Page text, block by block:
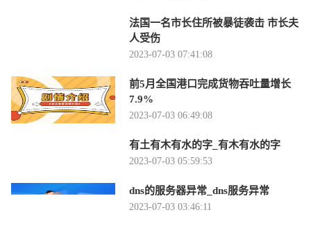
法国一名市长住所被暴徒袭击 市长夫
人受伤
2023-07-03 07:41:08
前5月全国港口完成货物吞吐量增长
7.9%
2023-07-03 06:49:08
有土有木有水的字_有木有水的字
2023-07-03 05:59:53
dns的服务器异常_dns服务异常
2023-07-03 03:46:11